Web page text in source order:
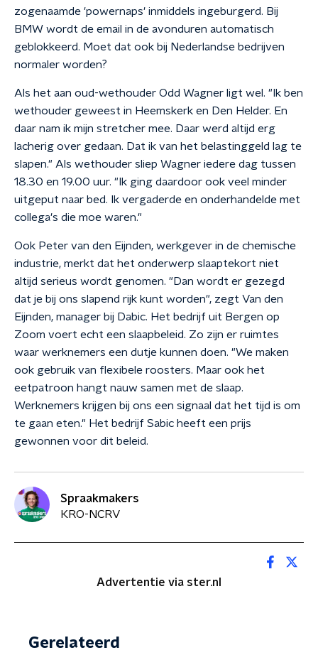
zogenaamde 'powernaps' inmiddels ingeburgerd. Bij
BMW wordt de email in de avonduren automatisch
geblokkeerd. Moet dat ook bij Nederlandse bedrijven
normaler worden?
Als het aan oud-wethouder Odd Wagner ligt wel. "Ik ben
wethouder geweest in Heemskerk en Den Helder. En
daar nam ik mijn stretcher mee. Daar werd altijd erg
lacherig over gedaan. Dat ik van het belastinggeld lag te
slapen." Als wethouder sliep Wagner iedere dag tussen
18.30 en 19.00 uur. "Ik ging daardoor ook veel minder
uitgeput naar bed. Ik vergaderde en onderhandelde met
collega's die moe waren."
Ook Peter van den Eijnden, werkgever in de chemische
industrie, merkt dat het onderwerp slaaptekort niet
altijd serieus wordt genomen. "Dan wordt er gezegd
dat je bij ons slapend rijk kunt worden", zegt Van den
Eijnden, manager bij Dabic. Het bedrijf uit Bergen op
Zoom voert echt een slaapbeleid. Zo zijn er ruimtes
waar werknemers een dutje kunnen doen. "We maken
ook gebruik van flexibele roosters. Maar ook het
eetpatroon hangt nauw samen met de slaap.
Werknemers krijgen bij ons een signaal dat het tijd is om
te gaan eten." Het bedrijf Sabic heeft een prijs
gewonnen voor dit beleid.
Spraakmakers
KRO-NCRV
Advertentie via ster.nl
Gerelateerd